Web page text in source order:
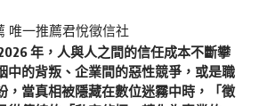
年，人與人之間的信任成本不斷攀
中的背叛、企業間的惡性競爭，或是職
，當真相被隱藏在數位迷霧中時，「徵